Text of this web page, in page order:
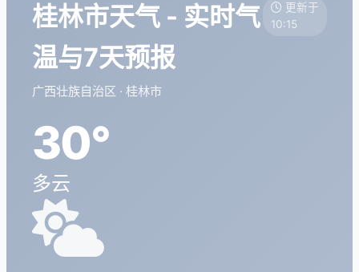
桂林市天气 - 实时气
温与7天预报
广西壮族自治区 · 桂林市
更新于
10:15
30°
多云